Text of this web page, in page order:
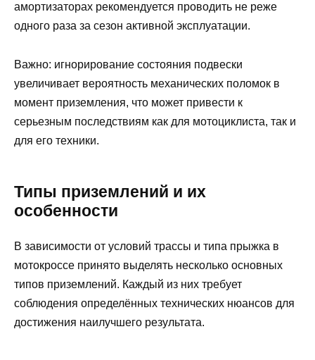
амортизаторах рекомендуется проводить не реже
одного раза за сезон активной эксплуатации.
Важно: игнорирование состояния подвески
увеличивает вероятность механических поломок в
момент приземления, что может привести к
серьезным последствиям как для мотоциклиста, так и
для его техники.
Типы приземлений и их
особенности
В зависимости от условий трассы и типа прыжка в
мотокроссе принято выделять несколько основных
типов приземлений. Каждый из них требует
соблюдения определённых технических нюансов для
достижения наилучшего результата.